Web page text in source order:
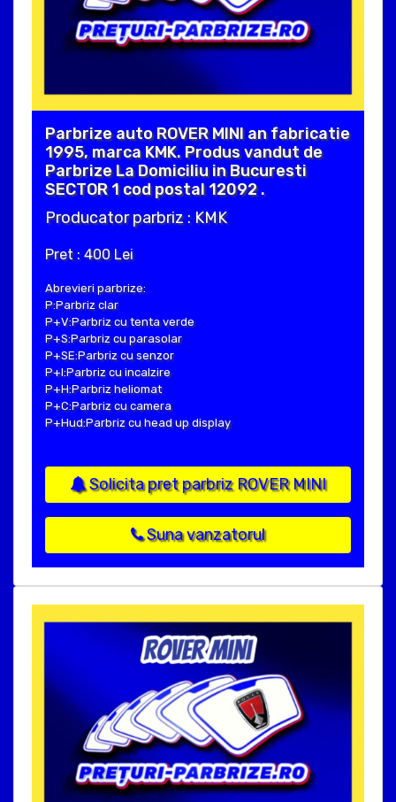
Parbrize auto ROVER MINI an fabricatie
1995, marca KMK. Produs vandut de
Parbrize La Domiciliu in Bucuresti
SECTOR 1 cod postal 12092 .
Producator parbriz : KMK
Pret : 400 Lei
Abrevieri parbrize:
P:Parbriz clar
P+V:Parbriz cu tenta verde
P+S:Parbriz cu parasolar
P+SE:Parbriz cu senzor
P+I:Parbriz cu incalzire
P+H:Parbriz heliomat
P+C:Parbriz cu camera
P+Hud:Parbriz cu head up display
Solicita pret parbriz ROVER MINI
Suna vanzatorul